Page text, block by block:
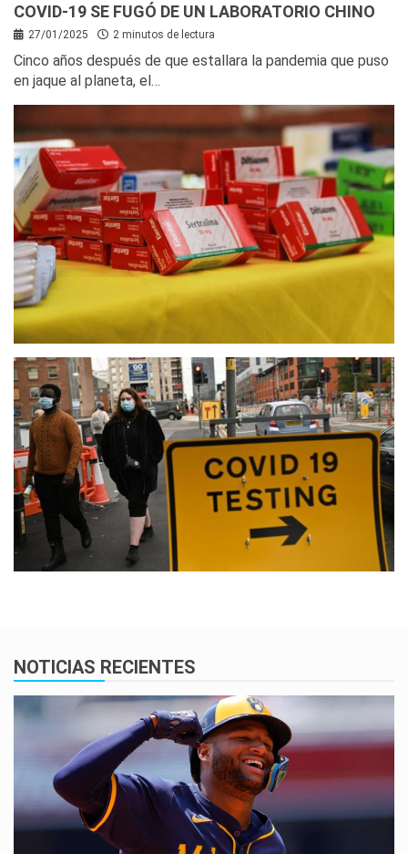
COVID-19 SE FUGÓ DE UN LABORATORIO CHINO
27/01/2025 2 minutos de lectura
Cinco años después de que estallara la pandemia que puso
en jaque al planeta, el…
NOTICIAS RECIENTES